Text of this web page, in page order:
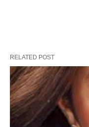
RELATED POST